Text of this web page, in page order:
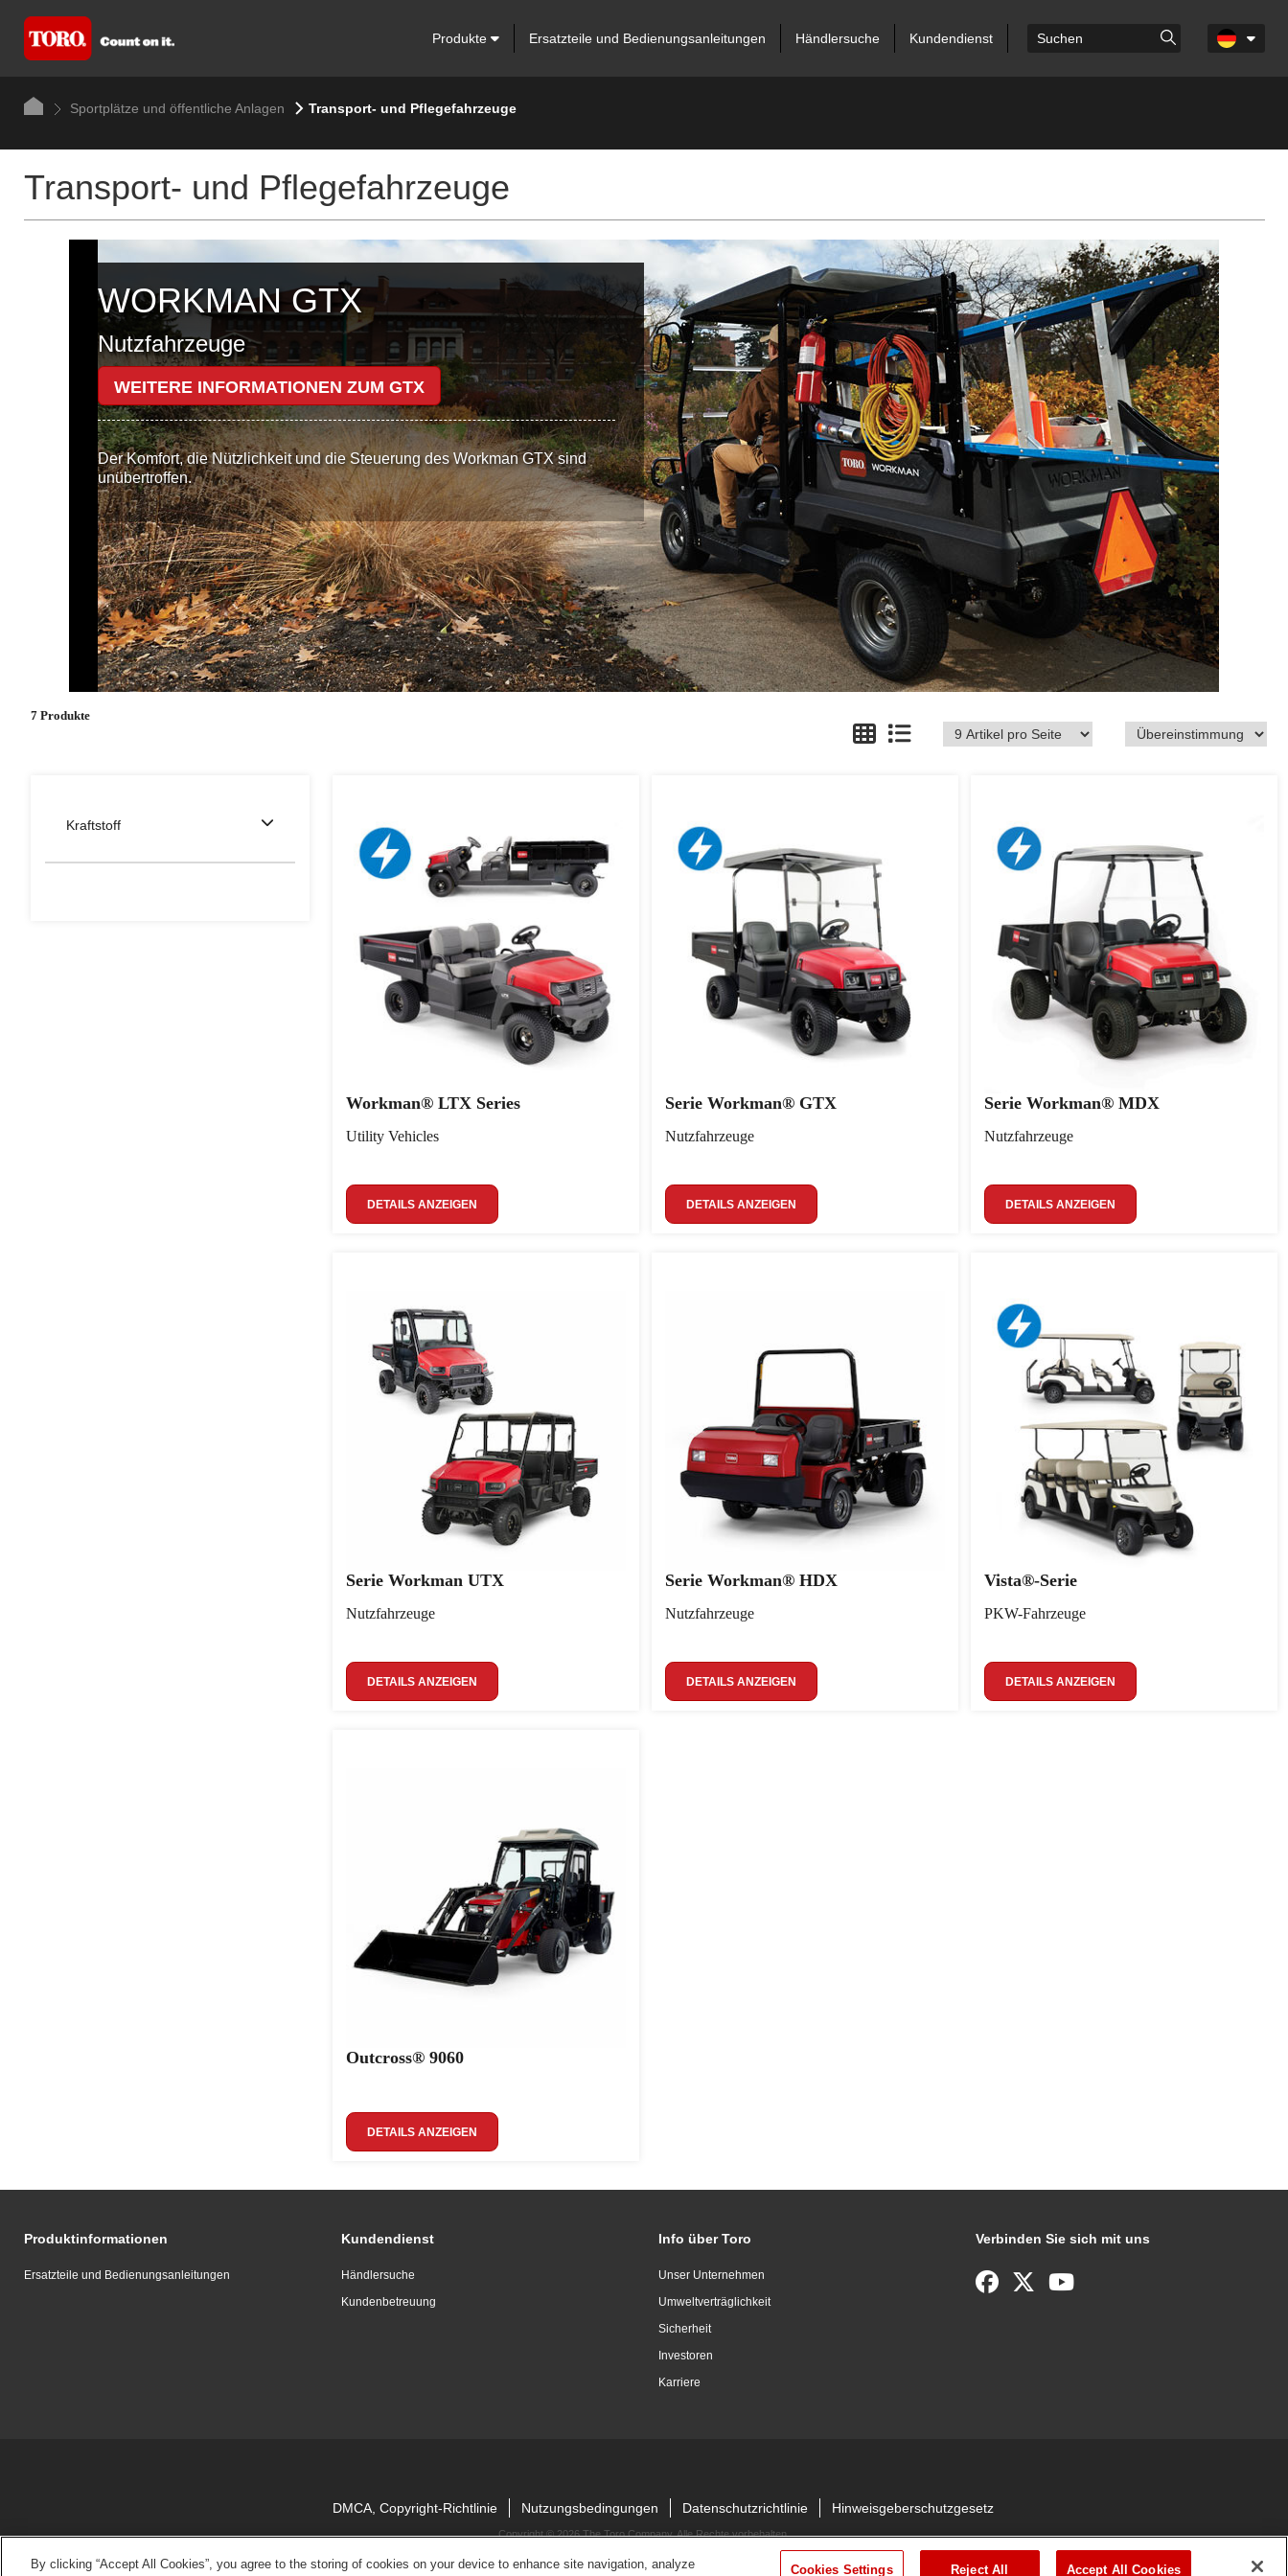
Produkte Ersatzteile und Bedienungsanleitungen Händlersuche Kundendienst
Sportplätze und öffentliche Anlagen Transport- und Pflegefahrzeuge
Transport- und Pflegefahrzeuge
WORKMAN GTX
Nutzfahrzeuge
WEITERE INFORMATIONEN ZUM GTX
Der Komfort, die Nützlichkeit und die Steuerung des Workman GTX sind
unübertroffen.
7 Produkte
Kraftstoff
Workman® LTX Series
Utility Vehicles
DETAILS ANZEIGEN
Serie Workman® GTX
Nutzfahrzeuge
DETAILS ANZEIGEN
Serie Workman® MDX
Nutzfahrzeuge
DETAILS ANZEIGEN
Serie Workman UTX
Nutzfahrzeuge
DETAILS ANZEIGEN
Serie Workman® HDX
Nutzfahrzeuge
DETAILS ANZEIGEN
Vista®-Serie
PKW-Fahrzeuge
DETAILS ANZEIGEN
Outcross® 9060
DETAILS ANZEIGEN
Produktinformationen
Ersatzteile und Bedienungsanleitungen
Kundendienst
Händlersuche
Kundenbetreuung
Info über Toro
Unser Unternehmen
Umweltverträglichkeit
Sicherheit
Investoren
Karriere
Verbinden Sie sich mit uns
DMCA, Copyright-Richtlinie Nutzungsbedingungen Datenschutzrichtlinie Hinweisgeberschutzgesetz
Copyright ©2026 The Toro Company. Alle Rechte vorbehalten.
By clicking “Accept All Cookies”, you agree to the storing of cookies on your device to enhance site navigation, analyze
Cookies Settings Reject All Accept All Cookies